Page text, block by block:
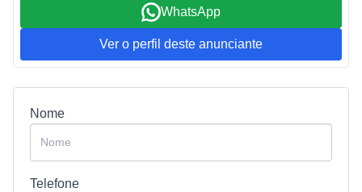
WhatsApp
Ver o perfil deste anunciante
Nome
Telefone